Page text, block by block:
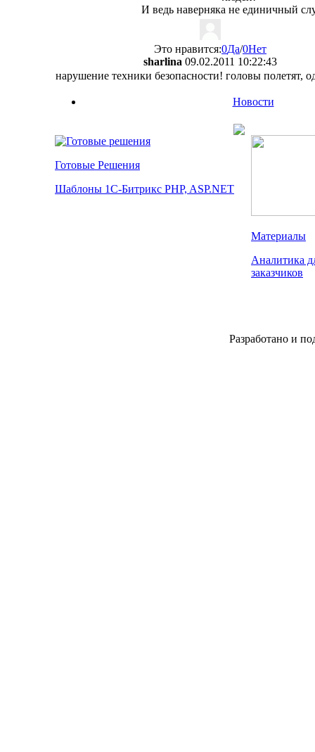
И ведь наверняка не единичный
Это нравится:0Да/0Нет
sharlina 09.02.2011 10:22:43
нарушение техники безопасности! головы полетят,
Новости
Готовые Решения
Шаблоны 1С-Битрикс PHP, ASP.NET
Материалы
Аналитика
заказчиков
Разработано и